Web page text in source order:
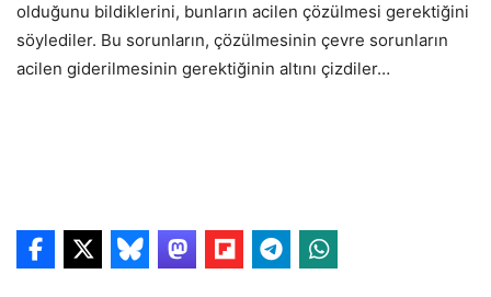
olduğunu bildiklerini, bunların acilen çözülmesi gerektiğini
söylediler. Bu sorunların, çözülmesinin çevre sorunların
acilen giderilmesinin gerektiğinin altını çizdiler…